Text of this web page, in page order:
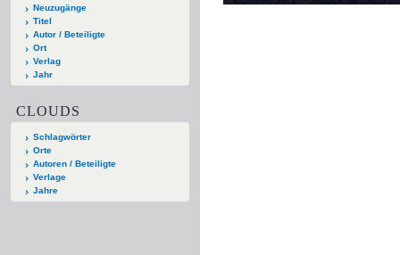
Neuzugänge
Titel
Autor / Beteiligte
Ort
Verlag
Jahr
CLOUDS
Schlagwörter
Orte
Autoren / Beteiligte
Verlage
Jahre